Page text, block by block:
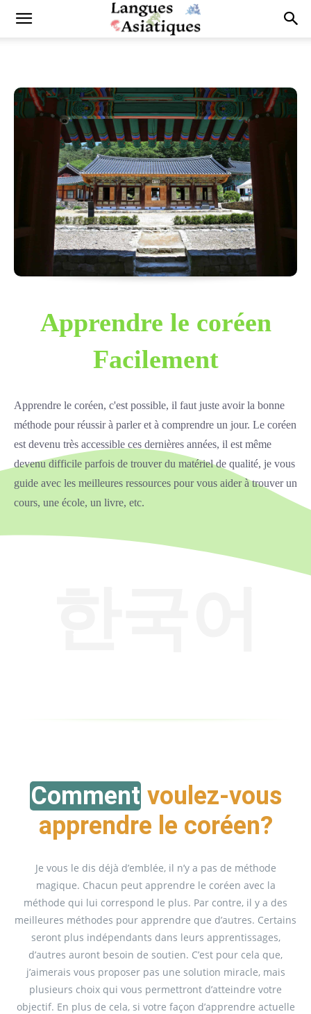
Apprendre le coréen
Facilement
Apprendre le coréen, c'est possible, il faut juste avoir la bonne
méthode pour réussir à parler et à comprendre un jour. Le coréen
est devenu très accessible ces dernières années, il est même
devenu difficile parfois de trouver du matériel de qualité, je vous
guide avec les meilleures ressources pour vous aider à trouver un
cours, une école, un livre, etc.
Comment voulez-vous
apprendre le coréen?
Je vous le dis déjà d’emblée, il n’y a pas de méthode
magique. Chacun peut apprendre le coréen avec la
méthode qui lui correspond le plus. Par contre, il y a des
meilleures méthodes pour apprendre que d’autres. Certains
seront plus indépendants dans leurs apprentissages,
d’autres auront besoin de soutien. C’est pour cela que,
j’aimerais vous proposer pas une solution miracle, mais
plusieurs choix qui vous permettront d’atteindre votre
objectif. En plus de cela, si votre façon d’apprendre actuelle